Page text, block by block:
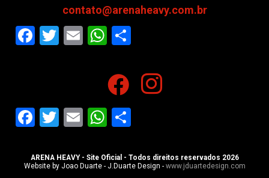
contato@arenaheavy.com.br
Facebook
Twitter
EmailWhatsApp
Facebook
Twitter
EmailWhatsApp
ARENA HEAVY - Site Oficial - Todos direitos reservados 2026
Website by Joao Duarte - J.Duarte Design - www.jduartedesign.com